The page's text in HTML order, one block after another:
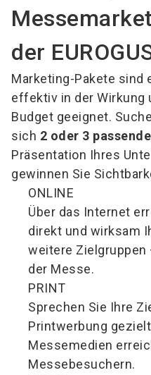
der
Marketing-Pakete sind
effektiv in der Wirkung
Budget geeignet.
sich 2 oder 3
Präsentation Ihres
gewinnen Sie
ONLINE
Über das Internet
direkt und wirksam
weitere Zielgruppen
der Messe.
PRINT
Sprechen Sie Ihre
Printwerbung
Messemedien
Messebesuchern.